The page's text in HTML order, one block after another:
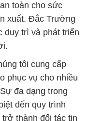
toàn cho sức
xuất. Đắc Trường
duy trì và phát triển
tôi cung cấp
phục vụ cho nhiều
đa dạng trong
đến quy trình
thành đối tác tin